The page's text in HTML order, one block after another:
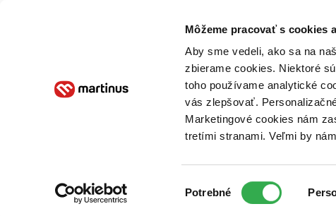
Môžeme pracovať s cookies
Aby sme vedeli, ako sa na
zbierame cookies. Niektoré
toho používame analytické
vás zlepšovať.
Marketingové cookies nám
tretími stranami. Veľmi by
súhlasu
Potrebné
Poukážky Kontakt